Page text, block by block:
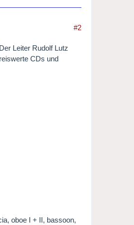
#2
Leiter Rudolf Lutz
CDs und
oboe I + II, bassoon,